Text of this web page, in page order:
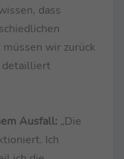
dass
wir zurück
detailliert
Ausfall: „Die
Ich